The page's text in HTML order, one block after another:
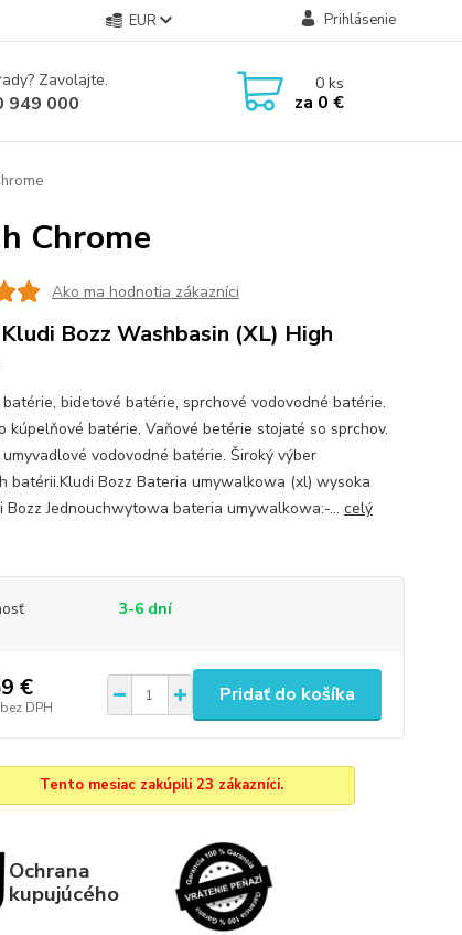
EUR Prihlásenie
Zavolajte.
949 000
0ks
za 0 €
Chrome
Ako ma hodnotia zákazníci
Bozz Washbasin (XL) High
bidetové batérie, sprchové vodovodné batérie.
kúpelňové batérie. Vaňové betérie stojaté so sprchov.
vodovodné batérie. Široký výber
batérii.Kludi Bozz Bateria umywalkowa (xl) wysoka
Bozz Jednouchwytowa bateria umywalkowa:-... celý
3-6 dní
€
bez DPH
Pridať do košíka
Tento mesiac zakúpili 23 zákazníci.
Ochrana
kupujúcého